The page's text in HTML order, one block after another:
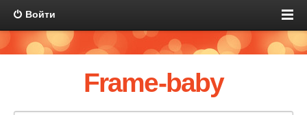
Войти
Frame-baby